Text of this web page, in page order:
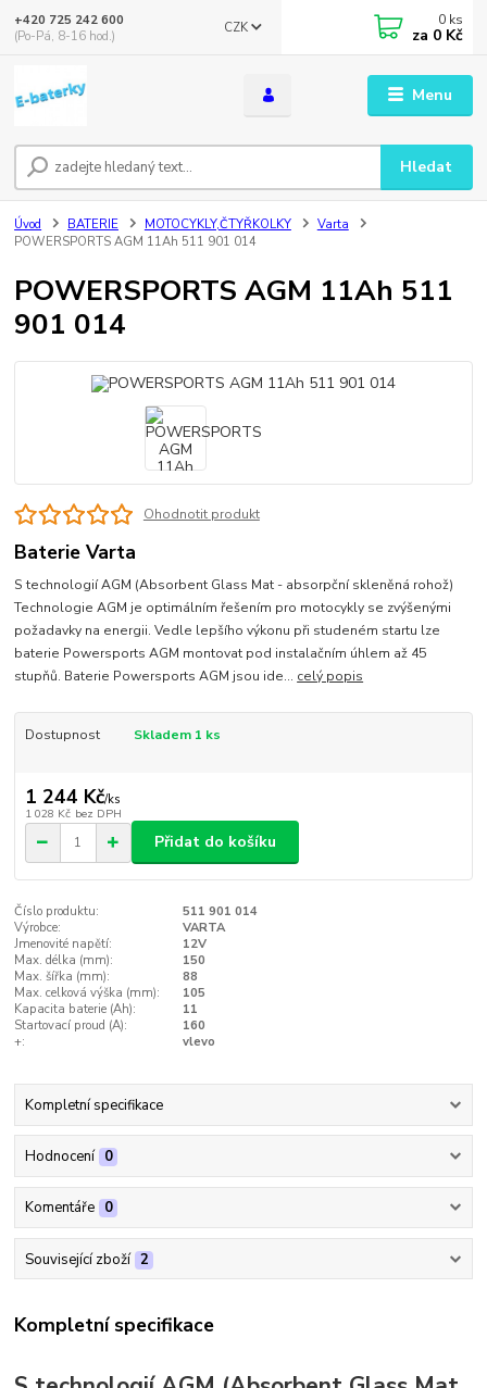
Menu
CZK
Hledat
+420 725 242 600
(Po-Pá, 8-16 hod.)
0 ks
za 0 Kč
Úvod BATERIE MOTOCYKLY,ČTYŘKOLKY
Varta
POWERSPORTS AGM 11Ah 511 901 014
POWERSPORTS AGM 11Ah 511
901 014
Ohodnotit produkt
Baterie Varta
S technologií AGM (Absorbent Glass Mat - absorpční skleněná rohož)
Technologie AGM je optimálním řešením pro motocykly se zvýšenými
požadavky na energii. Vedle lepšího výkonu při studeném startu lze
baterie Powersports AGM montovat pod instalačním úhlem až 45
stupňů. Baterie Powersports AGM jsou ide... celý popis
Dostupnost Skladem 1 ks
1 244 Kč/ks
1 028 Kč bez DPH
Přidat do košíku
Číslo produktu:
511 901 014
Výrobce:
VARTA
Jmenovité napětí:
12V
Max. délka (mm):
150
Max. šířka (mm):
88
Max. celková výška (mm):
105
Kapacita baterie (Ah):
11
Startovací proud (A):
160
+:
vlevo
Kompletní specifikace
Hodnocení 0
Komentáře 0
Související zboží 2
Kompletní specifikace